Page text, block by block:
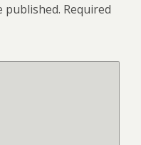
published. Required